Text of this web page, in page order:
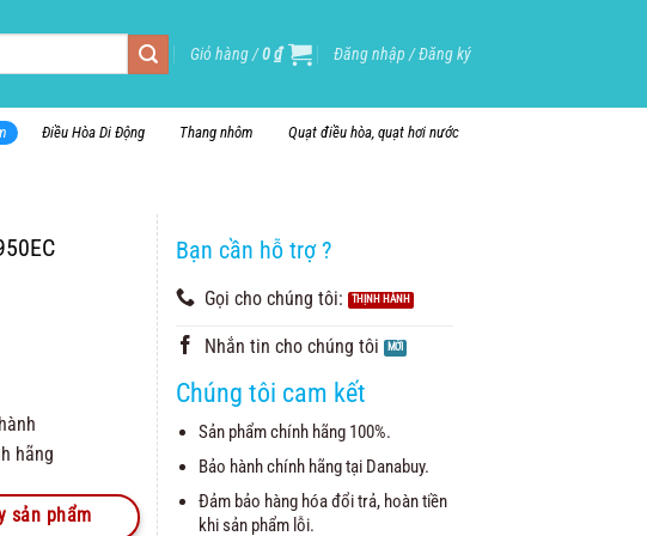
Giỏ hàng /0₫ Đăng nhập / Đăng ký
Điều Hòa Di Động Thang nhôm Quạt điều hòa, quạt hơi nước
hãng
sản phẩm
Bạn cần hỗ trợ ?
Gọi cho chúng tôi:
Nhắn tin cho chúng tôi
Chúng tôi cam kết
Sản phẩm chính hãng 100%.
Bảo hành chính hãng tại Danabuy.
Đảm bảo hàng hóa đổi trả, hoàn tiền
khi sản phẩm lỗi.